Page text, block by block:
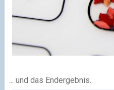
... und das Endergebnis.